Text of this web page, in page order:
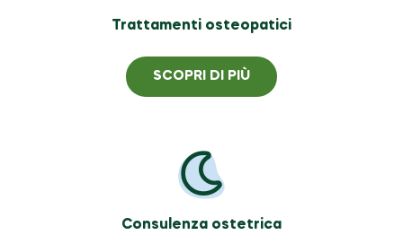
Trattamenti osteopatici
SCOPRI DI PIÙ
Consulenza ostetrica